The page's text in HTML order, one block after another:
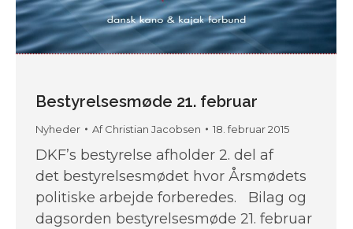
Bestyrelsesmøde 21. februar
Nyheder AfChristian Jacobsen 18. februar 2015
DKF’s bestyrelse afholder 2. del af
det bestyrelsesmødet hvor Årsmødets
politiske arbejde forberedes. Bilag og
dagsorden bestyrelsesmøde 21. februar